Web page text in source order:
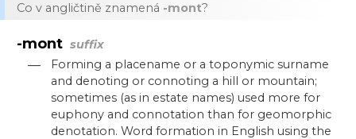
Co v angličtině znamená -mont?
-mont suffix
—
Forming a placename or a toponymic surname
and denoting or connoting a hill or mountain;
sometimes (as in estate names) used more for
euphony and connotation than for geomorphic
denotation. Word formation in English using the